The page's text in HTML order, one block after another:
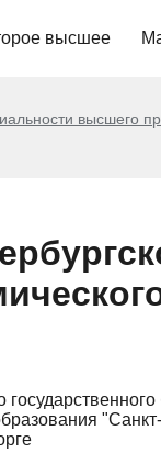
высшее
высшего